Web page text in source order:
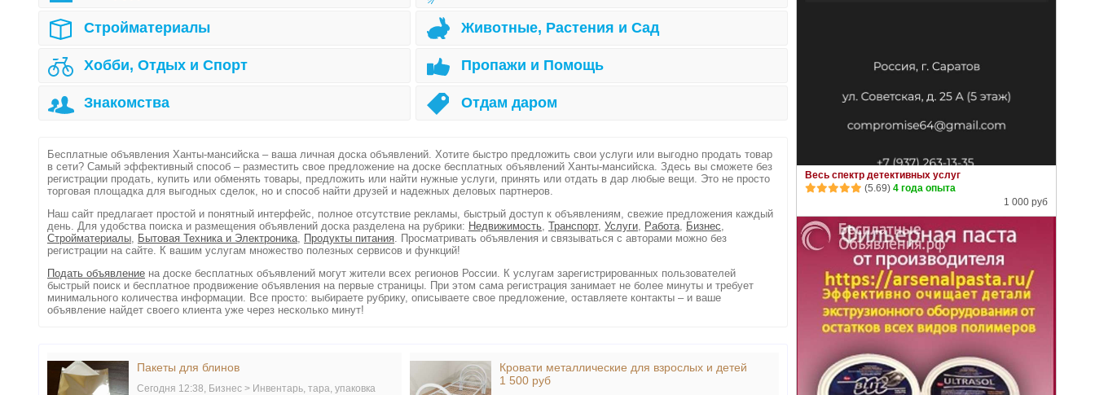
Стройматериалы
Хобби, Отдых и Спорт
Знакомства
Животные, Растения и Сад
Пропажи и Помощь
Отдам даром
Бесплатные объявления Ханты-мансийска – ваша личная доска объявлений. Хотите быстро предложить свои услуги или выгодно продать товар
в сети? Самый эффективный способ – разместить свое предложение на доске бесплатных объявлений Ханты-мансийска. Здесь вы сможете без
регистрации продать, купить или обменять товары, предложить или найти нужные услуги, принять или отдать в дар любые вещи. Это не просто
торговая площадка для выгодных сделок, но и способ найти друзей и надежных деловых партнеров.
Наш сайт предлагает простой и понятный интерфейс, полное отсутствие рекламы, быстрый доступ к объявлениям, свежие предложения каждый
день. Для удобства поиска и размещения объявлений доска разделена на рубрики: Недвижимость, Транспорт, Услуги, Работа, Бизнес,
Стройматериалы, Бытовая Техника и Электроника, Продукты питания. Просматривать объявления и связываться с авторами можно без
регистрации на сайте. К вашим услугам множество полезных сервисов и функций!
Подать объявление на доске бесплатных объявлений могут жители всех регионов России. К услугам зарегистрированных пользователей
быстрый поиск и бесплатное продвижение объявления на первые страницы. При этом сама регистрация занимает не более минуты и требует
минимального количества информации. Все просто: выбираете рубрику, описываете свое предложение, оставляете контакты – и ваше
объявление найдет своего клиента уже через несколько минут!
Пакеты для блинов
Сегодня 12:38, Бизнес > Инвентарь, тара, упаковка
Кровати металлические для взрослых и детей
1 500 руб
Весь спектр детективных услуг
(5.69) 4 года опыта
1 000 руб